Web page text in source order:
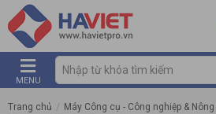
MENU
Trang chủ / Máy Công cụ - Công nghiệp &